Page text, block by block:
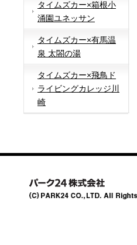
タイムズカー×箱根小
涌園ユネッサン
タイムズカー×有馬温
泉 太閤の湯
タイムズカー×飛鳥ド
ライビングカレッジ川
崎